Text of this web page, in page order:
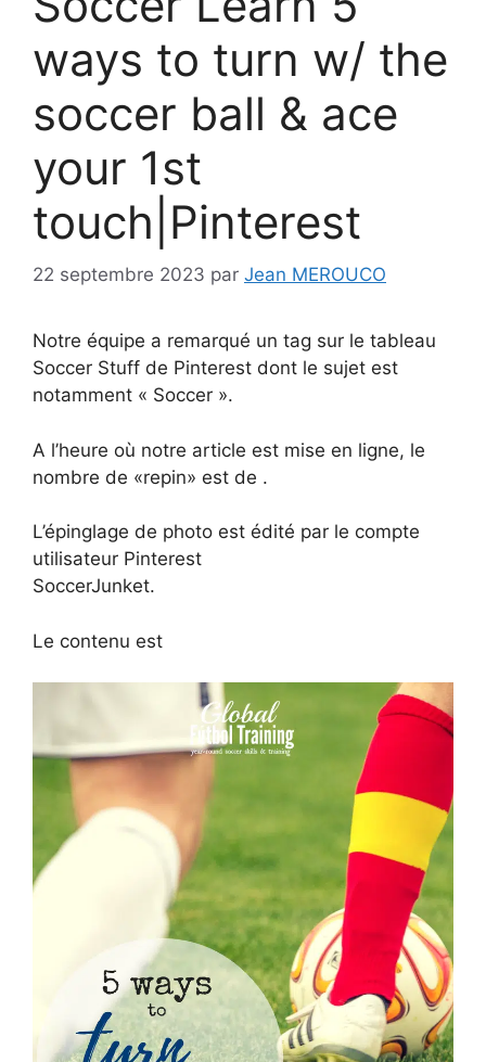
ways to turn w/ the
soccer ball & ace
your 1st
touch|Pinterest
22 septembre 2023 par Jean MEROUCO
Notre équipe a remarqué un tag sur le tableau
Soccer Stuff de Pinterest dont le sujet est
notamment « Soccer ».
A l’heure où notre article est mise en ligne, le
nombre de «repin» est de .
L’épinglage de photo est édité par le compte
utilisateur Pinterest
SoccerJunket.
Le contenu est